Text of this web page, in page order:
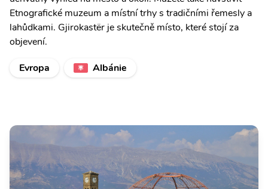
Etnografické muzeum a místní trhy s tradičními řemesly a
lahůdkami. Gjirokastër je skutečně místo, které stojí za
objevení.
Evropa
Albánie